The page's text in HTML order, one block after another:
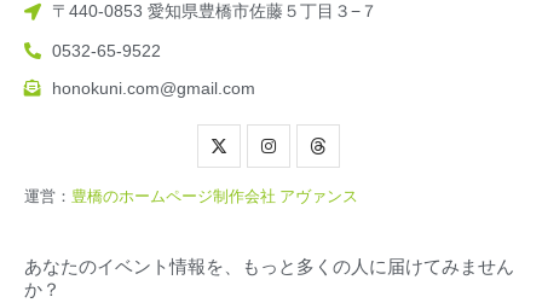
〒440-0853 愛知県豊橋市佐藤５丁目３−７
0532-65-9522
honokuni.com@gmail.com
運営： 豊橋のホームページ制作会社 アヴァンス
あなたのイベント情報を、もっと多くの人に届けてみません
か？